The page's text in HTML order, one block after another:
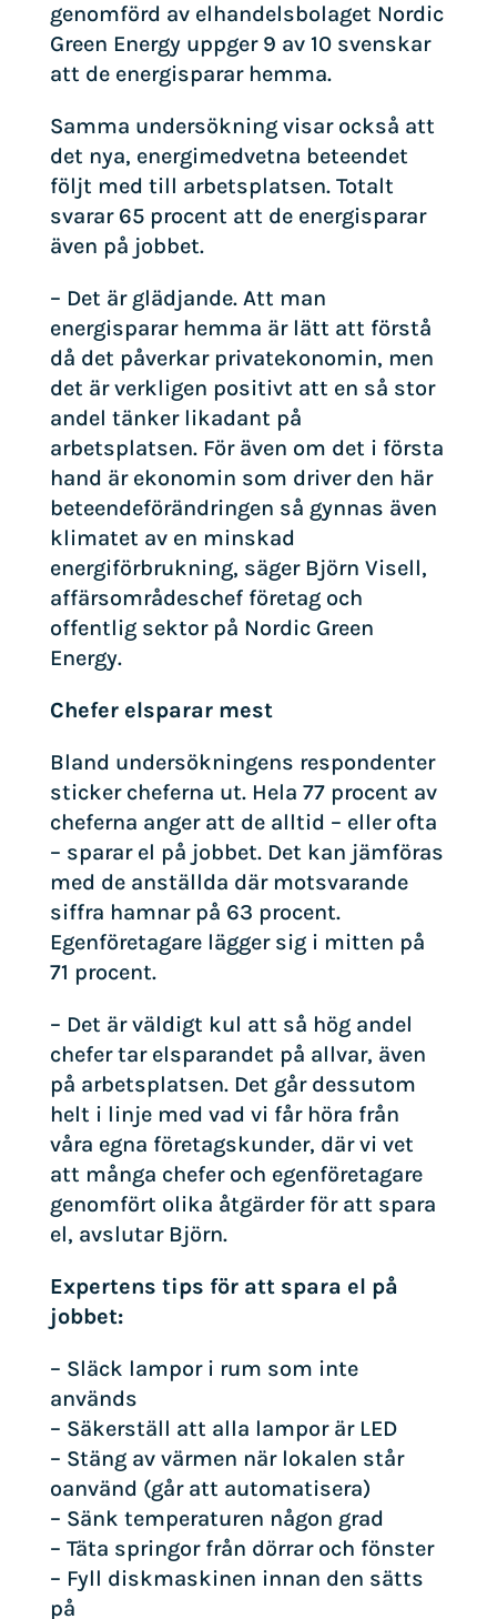
genomförd av elhandelsbolaget Nordic
Green Energy uppger 9 av 10 svenskar
att de energisparar hemma.
Samma undersökning visar också att
det nya, energimedvetna beteendet
följt med till arbetsplatsen. Totalt
svarar 65 procent att de energisparar
även på jobbet.
– Det är glädjande. Att man
energisparar hemma är lätt att förstå
då det påverkar privatekonomin, men
det är verkligen positivt att en så stor
andel tänker likadant på
arbetsplatsen. För även om det i första
hand är ekonomin som driver den här
beteendeförändringen så gynnas även
klimatet av en minskad
energiförbrukning, säger Björn Visell,
affärsområdeschef företag och
offentlig sektor på Nordic Green
Energy.
Chefer elsparar mest
Bland undersökningens respondenter
sticker cheferna ut. Hela 77 procent av
cheferna anger att de alltid – eller ofta
– sparar el på jobbet. Det kan jämföras
med de anställda där motsvarande
siffra hamnar på 63 procent.
Egenföretagare lägger sig i mitten på
71 procent.
– Det är väldigt kul att så hög andel
chefer tar elsparandet på allvar, även
på arbetsplatsen. Det går dessutom
helt i linje med vad vi får höra från
våra egna företagskunder, där vi vet
att många chefer och egenföretagare
genomfört olika åtgärder för att spara
el, avslutar Björn.
Expertens tips för att spara el på
jobbet:
– Släck lampor i rum som inte
används
– Säkerställ att alla lampor är LED
– Stäng av värmen när lokalen står
oanvänd (går att automatisera)
– Sänk temperaturen någon grad
– Täta springor från dörrar och fönster
– Fyll diskmaskinen innan den sätts
på